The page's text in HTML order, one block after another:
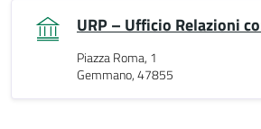
URP – Ufficio Relazioni
Piazza Roma, 1
Gemmano, 47855